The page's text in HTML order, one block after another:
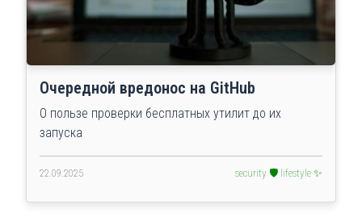
Очередной вредонос на GitHub
О пользе проверки бесплатных утилит до их
запуска
22.09.2025 security 🛡️ lifestyle ✨